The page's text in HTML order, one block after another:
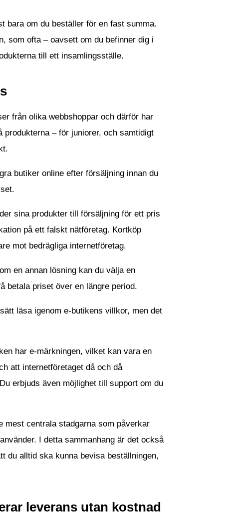
bara om du beställer för en fast summa.
som ofta – oavsett om du befinner dig i
till ett insamlingsställe.
från olika webbshoppar och därför har
– för juniorer, och samtidigt
butiker online efter försäljning innan du
sina produkter till försäljning för ett pris
på ett falskt nätföretag. Kortköp
mot bedrägliga internetföretag.
en annan lösning kan du välja en
betala priset över en längre period.
läsa igenom e-butikens villkor, men det
har e-märkningen, vilket kan vara en
att internetföretaget då och då
erbjuds även möjlighet till support om du
mest centrala stadgarna som påverkar
I detta sammanhang är det också
du alltid ska kunna bevisa beställningen,
leverans utan kostnad